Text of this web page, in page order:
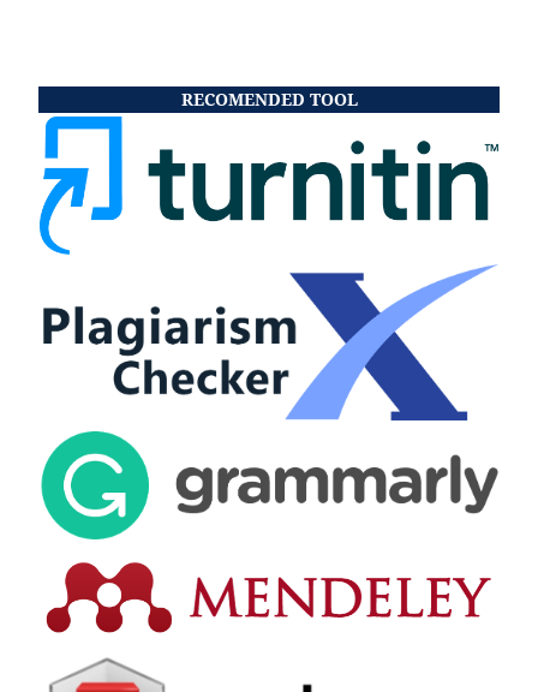
RECOMENDED TOOL